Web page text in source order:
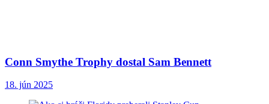
Conn Smythe Trophy dostal Sam Bennett
18. jún 2025